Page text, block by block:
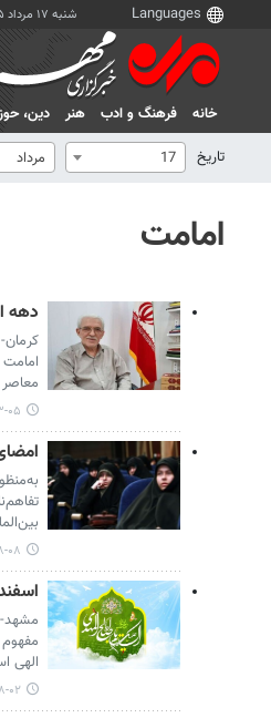
شنبه ۱۷ مرداد ۱۴۰۵
خانه فرهنگ و ادب هنر دين،
تاریخ
17 مرداد
امامت
دهه
مشهد-
الهی
۱۴۰۴-